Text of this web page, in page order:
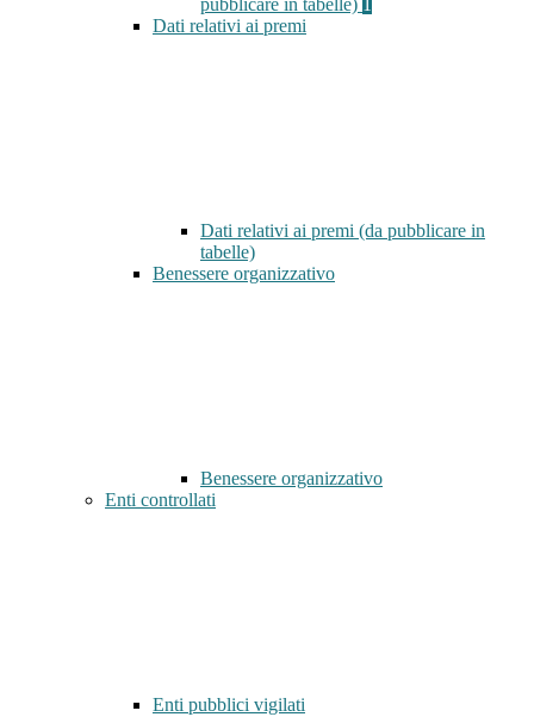
pubblicare in tabelle)
Dati relativi ai premi
Dati relativi ai premi (da pubblicare in
tabelle)
Benessere organizzativo
Benessere organizzativo
Enti controllati
Enti pubblici vigilati